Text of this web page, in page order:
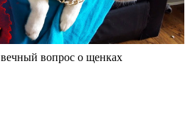
вопрос о щенках